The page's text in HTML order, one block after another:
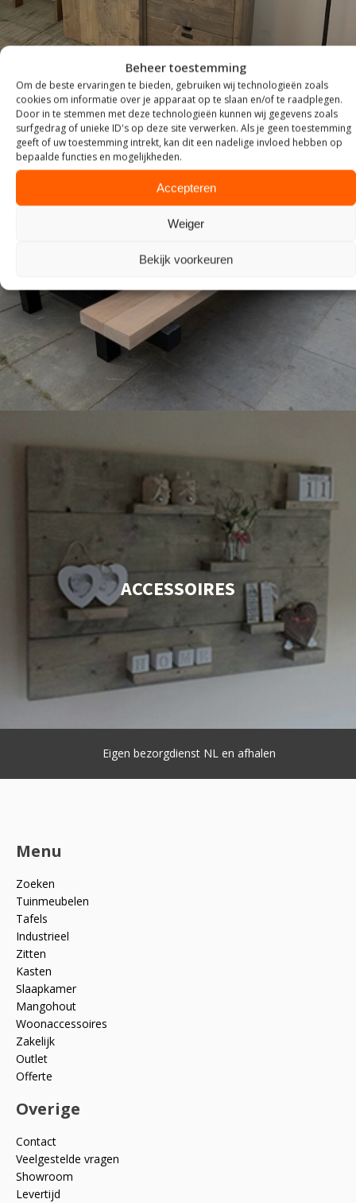
Beheer toestemming
Om de beste ervaringen te bieden, gebruiken wij technologieën zoals
cookies om informatie over je apparaat op te slaan en/of te raadplegen.
Door in te stemmen met deze technologieën kunnen wij gegevens zoals
surfgedrag of unieke ID's op deze site verwerken. Als je geen toestemming
geeft of uw toestemming intrekt, kan dit een nadelige invloed hebben op
bepaalde functies en mogelijkheden.
Accepteren
Weiger
Bekijk voorkeuren
TUIN
ACCESSOIRES
Eigen bezorgdienst NL en afhalen
Menu
Zoeken
Tuinmeubelen
Tafels
Industrieel
Zitten
Kasten
Slaapkamer
Mangohout
Woonaccessoires
Zakelijk
Outlet
Offerte
Overige
Contact
Veelgestelde vragen
Showroom
Levertijd